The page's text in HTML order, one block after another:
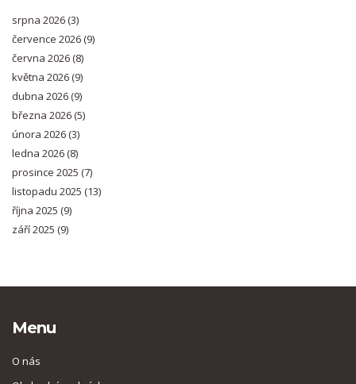
srpna 2026(3)
července 2026(9)
června 2026(8)
května 2026(9)
dubna 2026(9)
března 2026(5)
února 2026(3)
ledna 2026(8)
prosince 2025 (7)
listopadu 2025 (13)
října 2025 (9)
září 2025 (9)
Menu
O nás